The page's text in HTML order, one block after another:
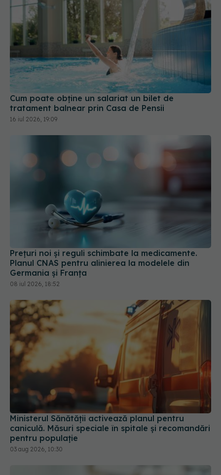
Cum poate obține un salariat un bilet de
tratament balnear prin Casa de Pensii
16 iul 2026, 19:09
Prețuri noi și reguli schimbate la medicamente.
Planul CNAS pentru alinierea la modelele din
Germania și Franța
08 iul 2026, 18:52
Ministerul Sănătății activează planul pentru
caniculă. Măsuri speciale în spitale și recomandări
pentru populație
03 aug 2026, 10:30